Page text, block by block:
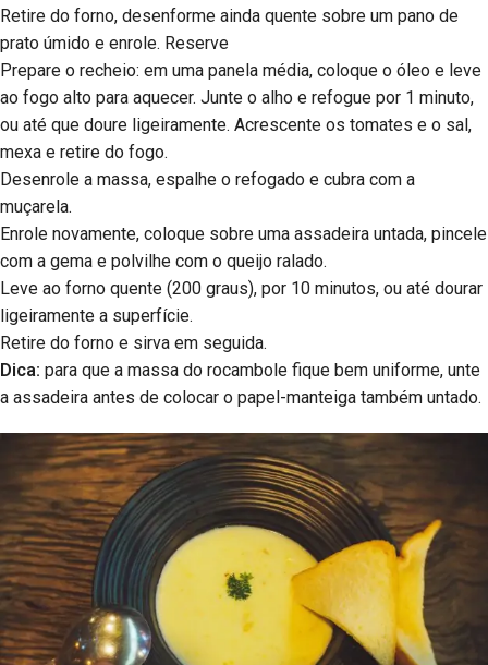
Retire do forno, desenforme ainda quente sobre um pano de
prato úmido e enrole. Reserve
Prepare o recheio: em uma panela média, coloque o óleo e leve
ao fogo alto para aquecer. Junte o alho e refogue por 1 minuto,
ou até que doure ligeiramente. Acrescente os tomates e o sal,
mexa e retire do fogo.
Desenrole a massa, espalhe o refogado e cubra com a
muçarela.
Enrole novamente, coloque sobre uma assadeira untada, pincele
com a gema e polvilhe com o queijo ralado.
Leve ao forno quente (200 graus), por 10 minutos, ou até dourar
ligeiramente a superfície.
Retire do forno e sirva em seguida.
Dica: para que a massa do rocambole fique bem uniforme, unte
a assadeira antes de colocar o papel-manteiga também untado.